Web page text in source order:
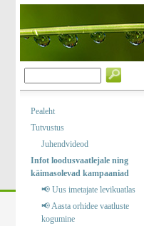
Pealeht
Tutvustus
Juhendvideod
Infot loodusvaatlejale ning
käimasolevad kampaaniad
📢 Uus imetajate levikuatlas
📢 Aasta orhidee vaatluste
kogumine